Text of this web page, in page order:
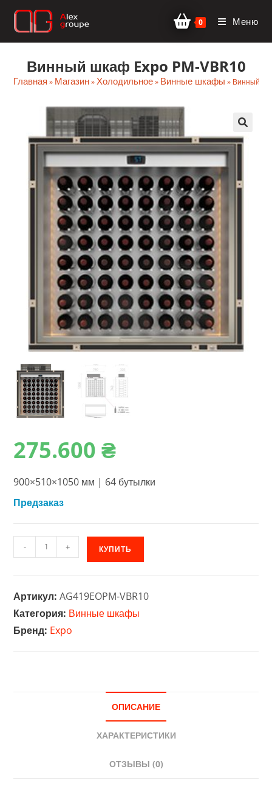
Перейти
0 Меню
Винный шкаф Expo PM-VBR10
Главная » Магазин»Холодильное» Винные шкафы » Винный
🔍
275.600₴
900×510×1050 мм | 64 бутылки
Предзаказ
Количество
товара
Expo
PM-
VBR10
- + КУПИТЬ
Артикул:AG419EOPM-VBR10
Категория: Винные шкафы
Бренд: Expo
ОПИСАНИЕ
ХАРАКТЕРИСТИКИ
ОТЗЫВЫ (0)